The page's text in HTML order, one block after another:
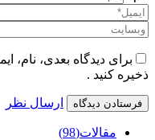
برای دیدگاه بعدی، نام،
ذخیره کنید .
ارسال نظر
مقالات(98)